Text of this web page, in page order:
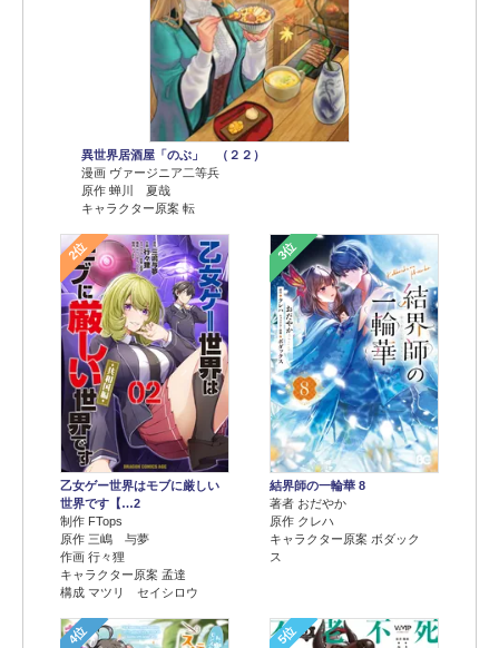
異世界居酒屋「のぶ」 （２２）
漫画 ヴァージニア二等兵
原作 蝉川 夏哉
キャラクター原案 転
2位
乙女ゲー世界はモブに厳しい
世界です【…2
制作 FTops
原作 三嶋 与夢
作画 行々狸
キャラクター原案 孟達
構成 マツリ セイシロウ
3位
結界師の一輪華 8
著者 おだやか
原作 クレハ
キャラクター原案 ボダック
ス
4位 5位